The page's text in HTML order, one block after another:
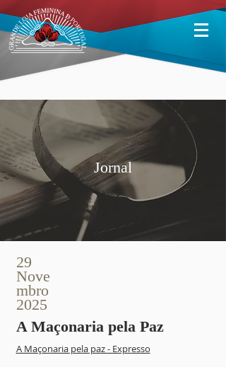
Jornal
29
Nove
mbro
2025
A Maçonaria pela Paz
A Maçonaria pela paz - Expresso